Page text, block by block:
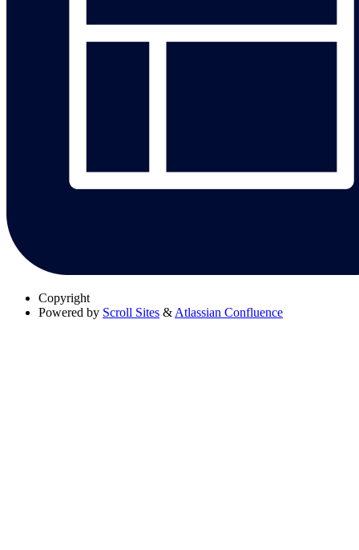
Copyright
Powered by Scroll Sites & Atlassian Confluence